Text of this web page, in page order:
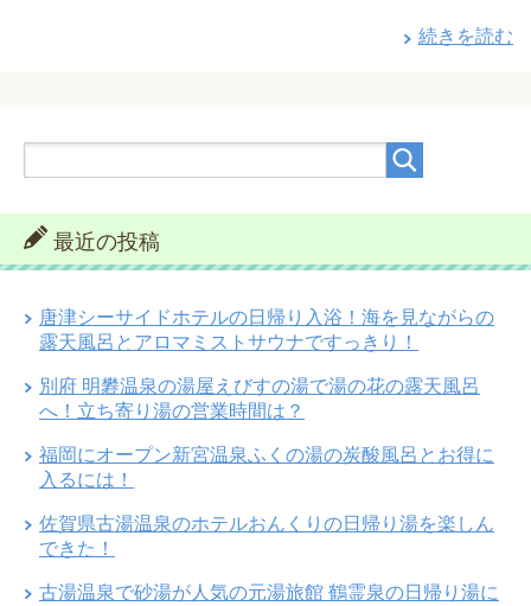
続きを読む
最近の投稿
唐津シーサイドホテルの日帰り入浴！海を見ながらの
露天風呂とアロマミストサウナですっきり！
別府 明礬温泉の湯屋えびすの湯で湯の花の露天風呂
へ！立ち寄り湯の営業時間は？
福岡にオープン新宮温泉ふくの湯の炭酸風呂とお得に
入るには！
佐賀県古湯温泉のホテルおんくりの日帰り湯を楽しん
できた！
古湯温泉で砂湯が人気の元湯旅館 鶴霊泉の日帰り湯に